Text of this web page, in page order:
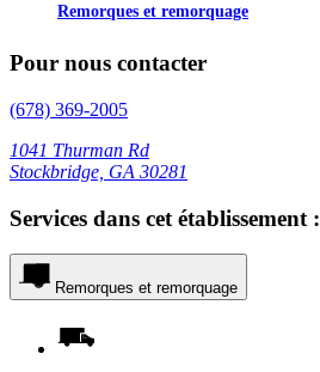
Remorques et remorquage
Pour nous contacter
(678) 369-2005
1041 Thurman Rd
Stockbridge, GA 30281
Services dans cet établissement :
Remorques et remorquage